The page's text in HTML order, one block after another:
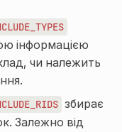
інформацією
чи належить
збирає
Залежно від